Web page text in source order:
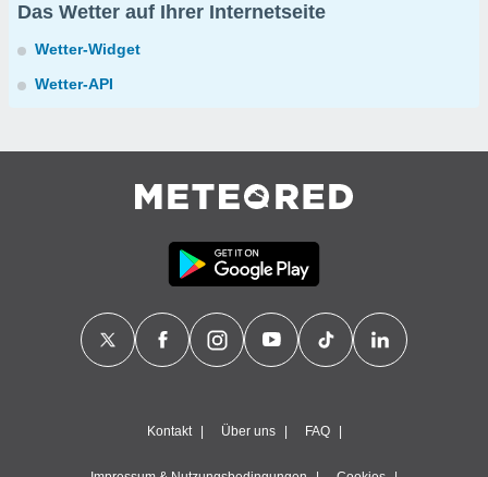
Das Wetter auf Ihrer Internetseite
Wetter-Widget
Wetter-API
Kontakt Über uns FAQ